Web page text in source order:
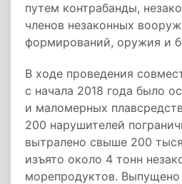
путем контрабанды,
членов незаконных
формирований, оружия и
В ходе проведения
с начала 2018 года было
и маломерных
200 нарушителей
вытралено свыше 200
изъято около 4 тонн
морепродуктов. Выпущено